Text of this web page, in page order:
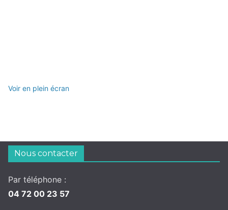
Voir en plein écran
Nous contacter
Par téléphone :
04 72 00 23 57